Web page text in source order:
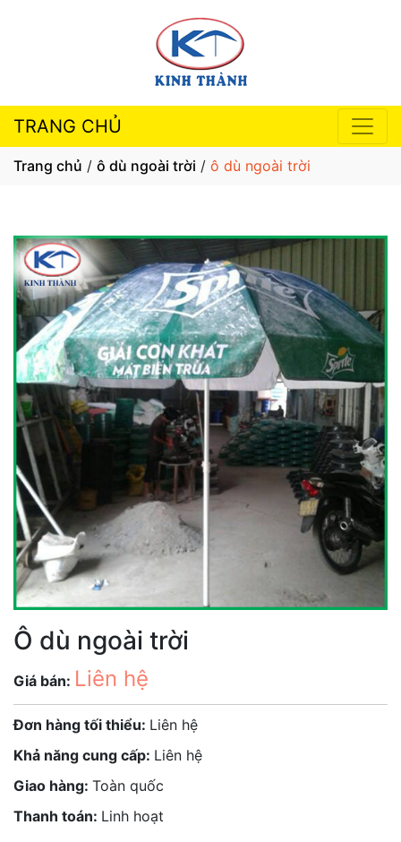
TRANG CHỦ
Trang chủ / ô dù ngoài trời / ô dù ngoài trời
Ô dù ngoài trời
Giá bán: Liên hệ
Đơn hàng tối thiểu: Liên hệ
Khả năng cung cấp: Liên hệ
Giao hàng: Toàn quốc
Thanh toán: Linh hoạt